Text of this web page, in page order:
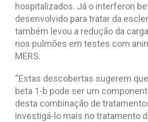
hospitalizados. Já o interferon
desenvolvido para tratar da
também levou a redução da
nos pulmões em testes com
MERS.
“Estas descobertas sugerem
beta 1-b pode ser um
desta combinação de
investigá-lo mais no tratamento